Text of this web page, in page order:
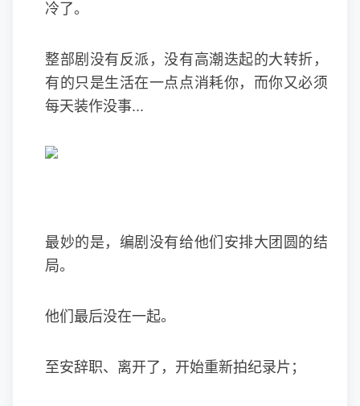
冷了。
整部剧没有反派，没有高潮迭起的大转折，
有的只是生活在一点点消耗你，而你又必须
每天装作没事...
最妙的是，编剧没有给他们安排大团圆的结
局。
他们最后没在一起。
至安辞职、离开了，开始重新拍纪录片；